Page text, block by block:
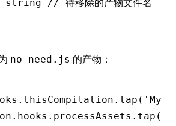
string
// 待移除的产物文件名
no-need.js 的产物：
. thisCompilation .tap (
. hooks . processAssets .tap (